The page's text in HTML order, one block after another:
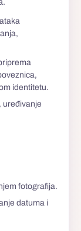
identitetu.
uređivanje
fotografija.
datuma i